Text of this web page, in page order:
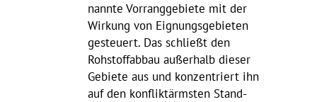
nannte Vorrang­ge­biete mit der
Wirkung von Eignungs­ge­bieten
gesteuert. Das schließt den
Rohstoff­abbau außer­halb dieser
Gebiete aus und konzen­triert ihn
auf den konflik­tärmsten Stand­